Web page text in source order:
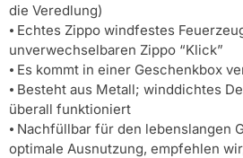
die Veredlung)
⦁ Echtes Zippo windfestes
unverwechselbaren Zippo “Klick”
⦁ Es kommt in einer Geschenkbox
⦁ Besteht aus Metall; winddichtes
überall funktioniert
⦁ Nachfüllbar für den lebenslangen
optimale Ausnutzung, empfehlen